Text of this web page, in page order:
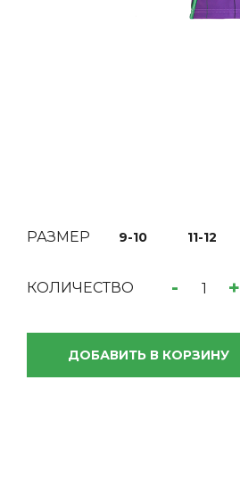
РАЗМЕР 9-10 11-12
КОЛИЧЕСТВО - +
ДОБАВИТЬ В КОРЗИНУ